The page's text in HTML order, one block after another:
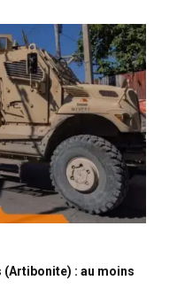
(Artibonite) : au moins